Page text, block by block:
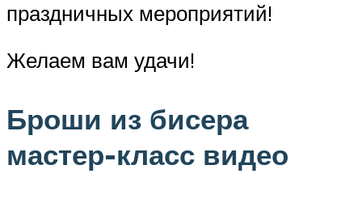
праздничных мероприятий!
Желаем вам удачи!
Броши из бисера
мастер-класс видео